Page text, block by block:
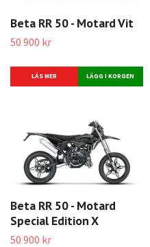
Beta RR 50 - Motard Vit
50 900 kr
LÄS MER
Beta RR 50 - Motard
Special Edition X
50 900 kr